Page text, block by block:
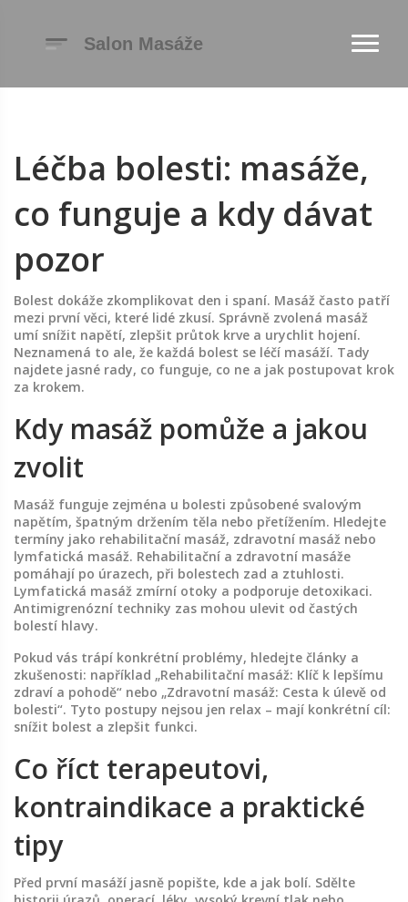
Léčba bolesti: masáže,
co funguje a kdy dávat
pozor
Bolest dokáže zkomplikovat den i spaní. Masáž často patří
mezi první věci, které lidé zkusí. Správně zvolená masáž
umí snížit napětí, zlepšit průtok krve a urychlit hojení.
Neznamená to ale, že každá bolest se léčí masáží. Tady
najdete jasné rady, co funguje, co ne a jak postupovat krok
za krokem.
Kdy masáž pomůže a jakou
zvolit
Masáž funguje zejména u bolesti způsobené svalovým
napětím, špatným držením těla nebo přetížením. Hledejte
termíny jako rehabilitační masáž, zdravotní masáž nebo
lymfatická masáž. Rehabilitační a zdravotní masáže
pomáhají po úrazech, při bolestech zad a ztuhlosti.
Lymfatická masáž zmírní otoky a podporuje detoxikaci.
Antimigrenózní techniky zas mohou ulevit od častých
bolestí hlavy.
Pokud vás trápí konkrétní problémy, hledejte články a
zkušenosti: například „Rehabilitační masáž: Klíč k lepšímu
zdraví a pohodě“ nebo „Zdravotní masáž: Cesta k úlevě od
bolesti“. Tyto postupy nejsou jen relax – mají konkrétní cíl:
snížit bolest a zlepšit funkci.
Co říct terapeutovi,
kontraindikace a praktické
tipy
Před první masáží jasně popište, kde a jak bolí. Sdělte